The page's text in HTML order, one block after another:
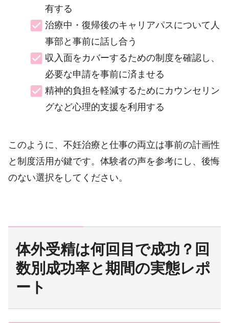
有する
治療中・復帰後のキャリアパスについて人
事部と事前に話し合う
収入面をカバーするための制度を確認し、
必要な申請を事前に済ませる
精神的負担を軽減するためにカウンセリン
グなど心理的支援を利用する
このように、不妊治療と仕事の両立は事前の計画性
と制度活用が鍵です。体験者の声を参考にし、後悔
のない選択をしてください。
体外受精は何回目で成功？回
数別成功率と期間の実態レポ
ート